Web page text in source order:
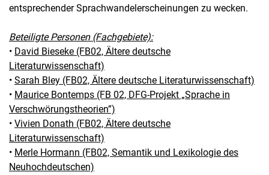
entsprechender Sprachwandelerscheinungen zu wecken.
Beteiligte Personen (Fachgebiete):
• David Bieseke (FB02, Ältere deutsche
Literaturwissenschaft)
• Sarah Bley (FB02, Ältere deutsche Literaturwissenschaft)
• Maurice Bontemps (FB 02, DFG-Projekt „Sprache in
Verschwörungstheorien”)
• Vivien Donath (FB02, Ältere deutsche
Literaturwissenschaft)
• Merle Hormann (FB02, Semantik und Lexikologie des
Neuhochdeutschen)